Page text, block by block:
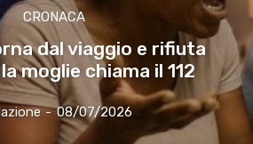
CRONACA
dal viaggio e rifiuta
moglie chiama il 112
- 08/07/2026